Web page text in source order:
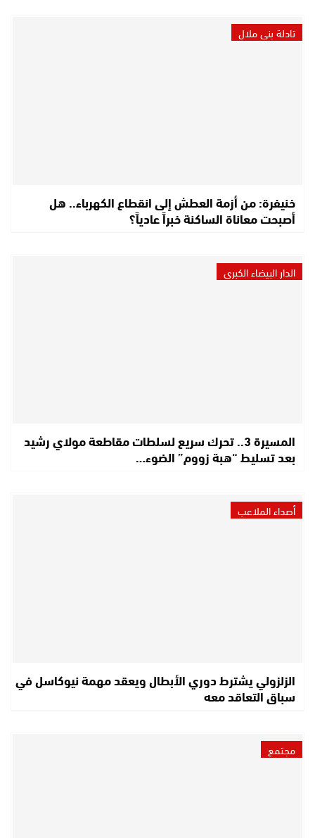
تادلة بني ملال
خنيفرة: من أزمة العطش إلى انقطاع الكهرباء.. هل
أصبحت معاناة الساكنة خبراً عادياً؟
الدار البيضاء الكبرى
المسيرة 3.. تحرك سريع لسلطات مقاطعة مولاي رشيد
بعد تسليط “هبة زووم” الضوء…
أصداء الملاعب
الزلزولي يشترط دوري الأبطال ويعقد مهمة نيوكاسل في
سباق التعاقد معه
مجتمع